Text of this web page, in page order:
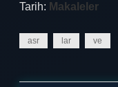
Tarih: Makaleler
asr lar ve